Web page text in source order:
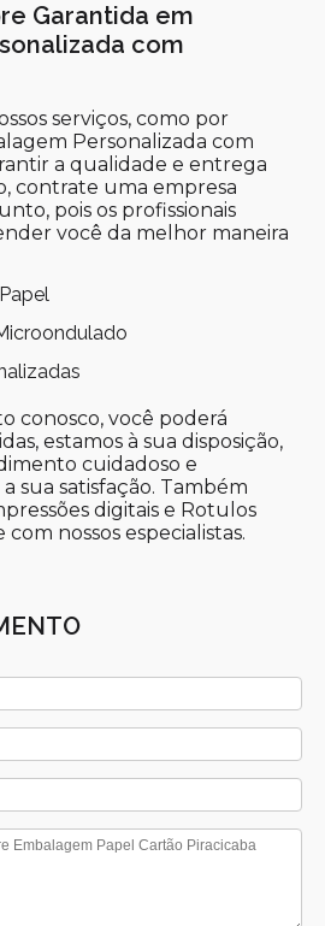
Garantida em
com
serviços, como por
Personalizada com
a qualidade e entrega
contrate uma empresa
pois os profissionais
você da melhor maneira
conosco, você poderá
estamos à sua disposição,
cuidadoso e
sua satisfação. Também
digitais e Rotulos
com nossos especialistas.